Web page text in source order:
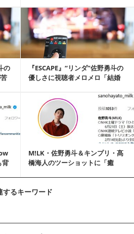
の
『ESCAPE』“リンダ”佐野勇斗の
優しさに視聴者メロメロ「結婚
読む
背
M!LK・佐野勇斗＆キンプリ・髙
橋海人のツーショットに「癒
するキーワード